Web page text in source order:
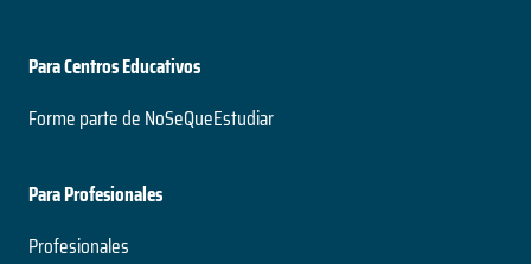
Para Centros Educativos
Forme parte de NoSeQueEstudiar
Para Profesionales
Profesionales